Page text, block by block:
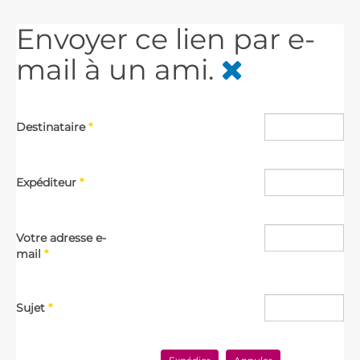
Envoyer ce lien par e-
mail à un ami.
Destinataire*
Expéditeur *
Votre adresse e-
mail *
Sujet *